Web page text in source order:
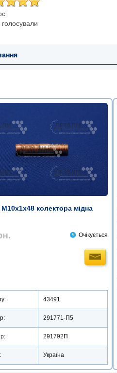
колектора мідна
Очікується
43491
291771-П5
291792П
Україна